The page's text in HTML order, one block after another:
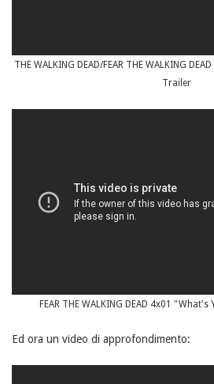
THE WALKING DEAD/FEAR THE WALKING
Trailer
FEAR THE WALKING DEAD 4x01
Ed ora un video di approfondimento: